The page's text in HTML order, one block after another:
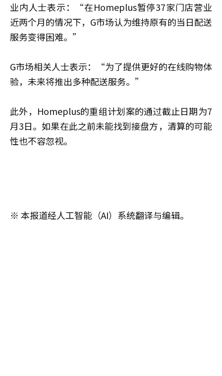
业内人士表示：“在Homeplus暂停37家门店营业
近两个月的情况下，G市场认为维持原有的当日配送
服务变得困难。”
G市场相关人士表示：“为了提供更好的在线购物体
验，未来将推出多种配送服务。”
此外，Homeplus的重组计划案的通过截止日期为7
月3日。如果在此之前未能找到接盘方，清算的可能
性也不容忽视。
※ 本报道经人工智能（AI）系统翻译与编辑。